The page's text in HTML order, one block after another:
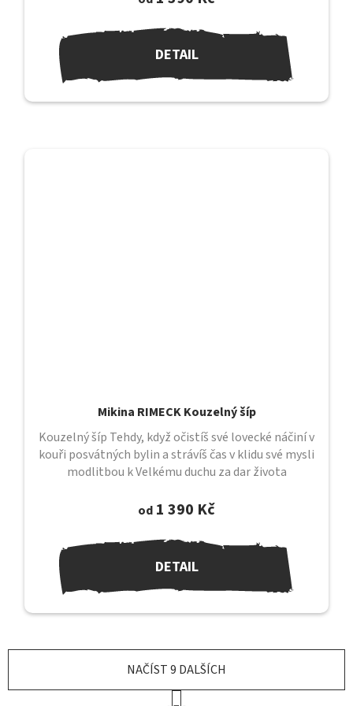
DETAIL
Mikina RIMECK Kouzelný šíp
od 1 390 Kč
DETAIL
Kouzelný šíp Tehdy, když očistíš své lovecké náčiní v
kouři posvátných bylin a strávíš čas v klidu své mysli
modlitbou k Velkému duchu za dar života
NAČÍST 9 DALŠÍCH
S